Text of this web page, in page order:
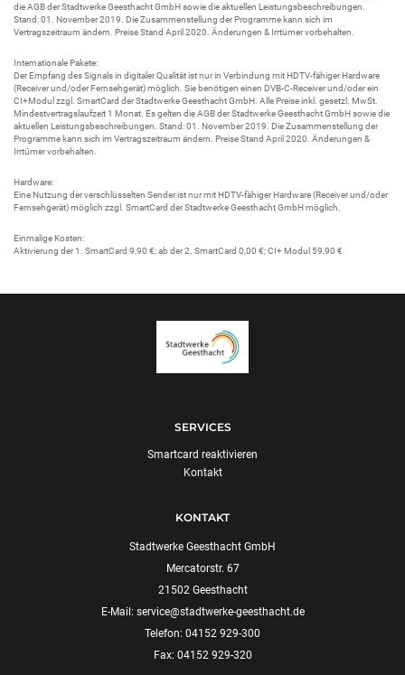
die AGB der Stadtwerke Geesthacht GmbH sowie die aktuellen Leistungsbeschreibungen.
Stand: 01. November 2019. Die Zusammenstellung der Programme kann sich im
Vertragszeitraum ändern. Preise Stand April 2020. Änderungen & Irrtümer vorbehalten.
Internationale Pakete:
Der Empfang des Signals in digitaler Qualität ist nur in Verbindung mit HDTV-fähiger Hardware
(Receiver und/oder Fernsehgerät) möglich. Sie benötigen einen DVB-C-Receiver und/oder ein
CI+Modul zzgl. SmartCard der Stadtwerke Geesthacht GmbH. Alle Preise inkl. gesetzl. MwSt.
Mindestvertragslaufzeit 1 Monat. Es gelten die AGB der Stadtwerke Geesthacht GmbH sowie die
aktuellen Leistungsbeschreibungen. Stand: 01. November 2019. Die Zusammenstellung der
Programme kann sich im Vertragszeitraum ändern. Preise Stand April 2020. Änderungen &
Irrtümer vorbehalten.
Hardware:
Eine Nutzung der verschlüsselten Sender ist nur mit HDTV-fähiger Hardware (Receiver und/oder
Fernsehgerät) möglich zzgl. SmartCard der Stadtwerke Geesthacht GmbH möglich.
Einmalige Kosten:
Aktivierung der 1. SmartCard 9,90 €; ab der 2. SmartCard 0,00 €; CI+ Modul 59,90 €
SERVICES
Smartcard reaktivieren
Kontakt
KONTAKT
Stadtwerke Geesthacht GmbH
Mercatorstr. 67
21502 Geesthacht
E-Mail: service@stadtwerke-geesthacht.de
Telefon: 04152 929-300
Fax: 04152 929-320